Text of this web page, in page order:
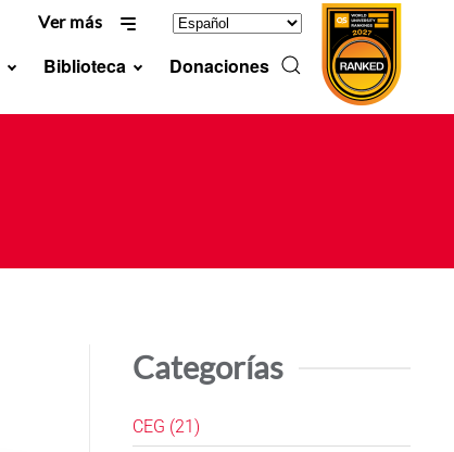
Biblioteca Donaciones
Ver más
Categorías
CEG (21)